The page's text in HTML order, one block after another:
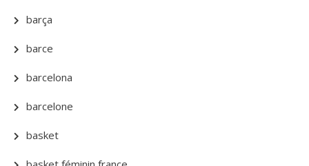
barça
barce
barcelona
barcelone
basket